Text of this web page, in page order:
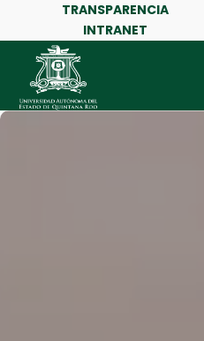
TRANSPARENCIA
INTRANET